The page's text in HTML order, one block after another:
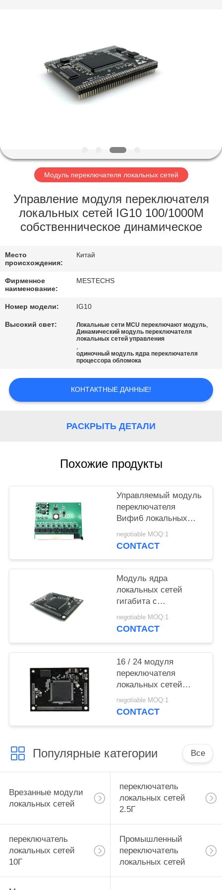
ПРОДУКТЫ
ПУТЕШЕСТВИЕ
ФАБРИКИ
ПРОВЕРКА
КАЧЕСТВА
СВЯЖИТЕСЬ
МЫ
НОВОСТИ
PRIVACY
POLICY
Модуль переключателя локальных сетей
Управление модуля переключателя
локальных сетей IG10 100/1000M
собственническое динамическое
Место
происхождения:
Китай
Фирменное
наименование:
MESTECHS
Номер модели: IG10
Высокий свет: Локальные сети MCU переключают модуль,
Динамический модуль переключателя
локальных сетей управления
,
одиночный модуль ядра переключателя
процессора обломока
КОНТАКТНЫЕ ДАННЫЕ!
РАСКРЫТЬ ДЕТАЛИ
Похожие продукты
Управляемый модуль
переключателя
Вифи6 локальных
сетей к 2.5Г
локальным сетям
ГПОН
negotiable MOQ:1
CONTACT
Модуль ядра
локальных сетей
гигабита с
переключателем
локальных сетей
Ос
negotiable MOQ:1
CONTACT
16 / 24 модуля
переключателя
локальных сетей
портов опционных
интегрирует 24 МАК
negotiable MOQ:1
CONTACT
Популярные категории Все
Врезанные модули
локальных сетей
переключатель
локальных сетей
2.5Г
переключатель
локальных сетей
10Г
Промышленный
переключатель
локальных сетей